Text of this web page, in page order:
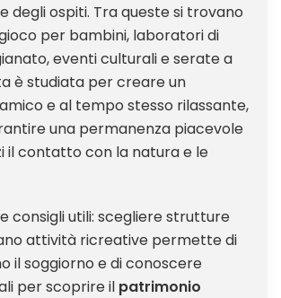
degli ospiti. Tra queste si trovano
per bambini, laboratori di
eventi culturali e serate a
è studiata per creare un
e al tempo stesso rilassante,
una permanenza piacevole
il contatto con la natura e le
consigli utili: scegliere strutture
attività ricreative permette di
il soggiorno e di conoscere
per scoprire il patrimonio